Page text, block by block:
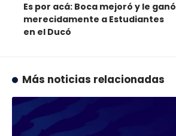
Es por acá: Boca mejoró y le ganó
merecidamente a Estudiantes
en el Ducó
Más noticias relacionadas